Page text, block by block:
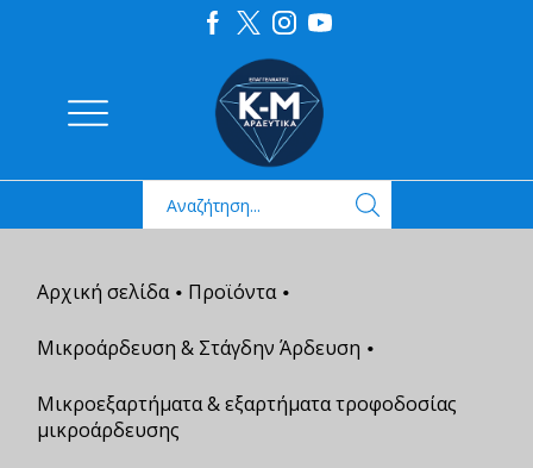
Αρχική σελίδα • Προϊόντα •
Μικροάρδευση & Στάγδην Άρδευση •
Μικροεξαρτήματα & εξαρτήματα τροφοδοσίας
μικροάρδευσης